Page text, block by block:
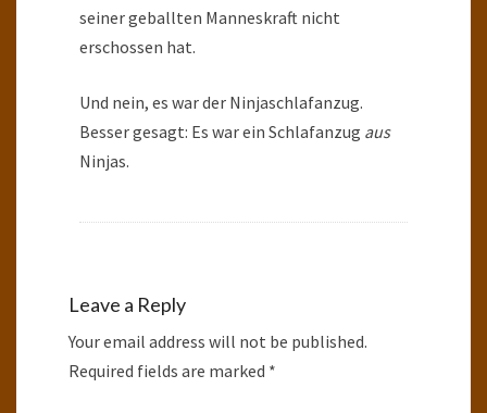
seiner geballten Manneskraft nicht
erschossen hat.
Und nein, es war der Ninjaschlafanzug.
Besser gesagt: Es war ein Schlafanzug aus
Ninjas.
Leave a Reply
Your email address will not be published.
Required fields are marked *